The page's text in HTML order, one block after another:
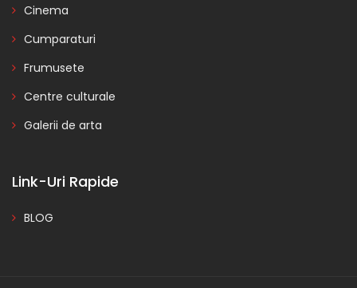
Cinema
Cumparaturi
Frumusete
Centre culturale
Galerii de arta
Link-Uri Rapide
BLOG